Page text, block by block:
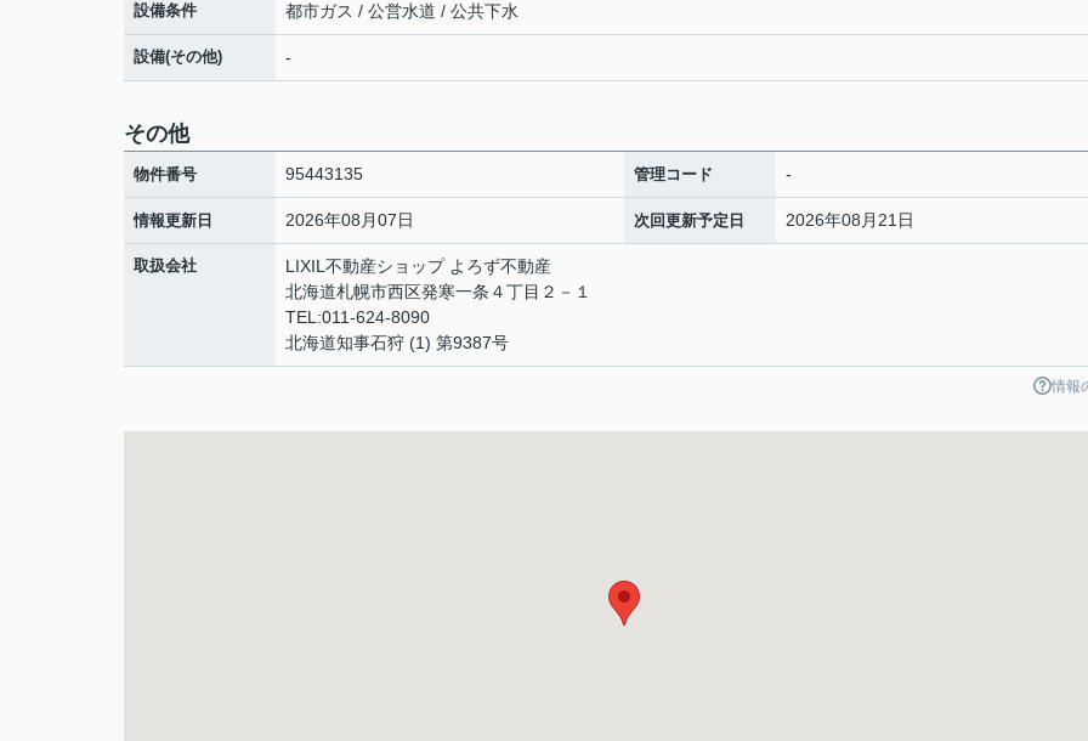
設備条件 都市ガス / 公営水道 / 公共下水
設備(その他) -
その他
物件番号 95443135 管理コード -
情報更新日 2026年08月07日 次回更新予定日 2026年08月21日
取扱会社
LIXIL不動産ショップ よろず不動産
北海道札幌市西区発寒一条４丁目２－１
TEL:011-624-8090
北海道知事石狩 (1) 第9387号
情報